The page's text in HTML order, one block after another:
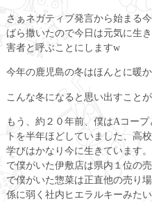
さぁネガティブ発言から始まる
ばら撒いたので今日は元気に生
害者と呼ぶことにしますw
今年の鹿児島の冬はほんとに暖か
こんな冬になると思い出すことが
もう、約２０年前、僕はAコー
トを半年ほどしていました、高
学びはかなり今に生きています
で僕がいた伊敷店は県内１位の
で僕がいた惣菜は正直他の売り
係に弱く社内ヒエラルキーみた